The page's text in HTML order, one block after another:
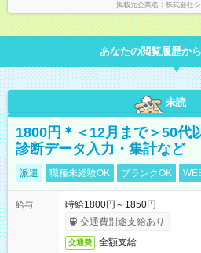
掲載元企業名 株式会社
あなたの閲覧履歴か
未読
1800円＊＜12月まで＞50代
診断データ入力・集計など
派遣 職種未経験OK ブランクOK
給与
時給1800円～1850円
交通費別途支給あり
交通費 全額支給